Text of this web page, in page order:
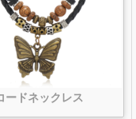
ードネックレス